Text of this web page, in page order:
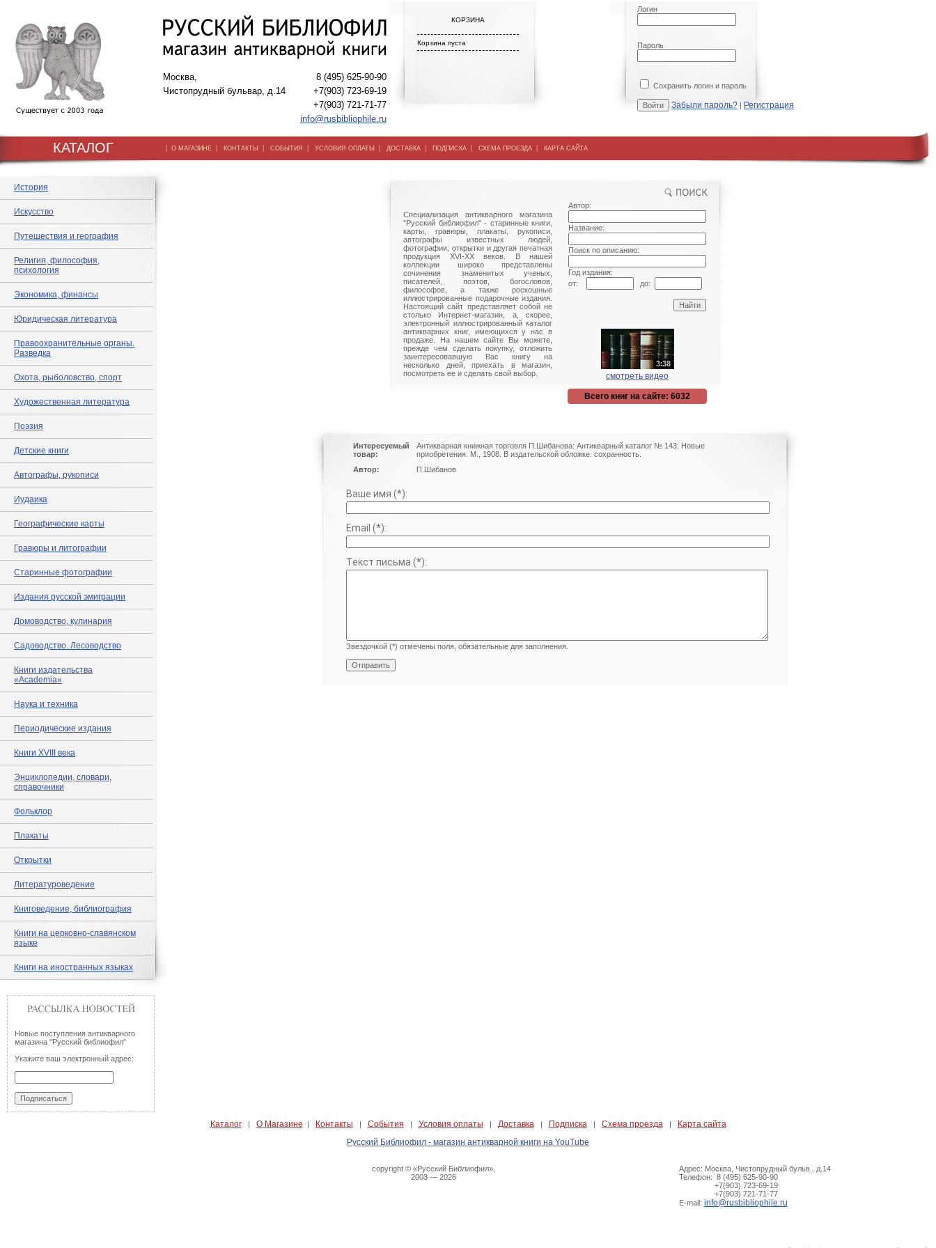
Москва,
Чистопрудный бульвар, д.14
8 (495) 625-90-90
+7(903) 723-69-19
+7(903) 721-71-77
info@rusbibliophile.ru
КОРЗИНА
Корзина пуста
Логин
Пароль
Сохранить логин и пароль
Забыли пароль? | Регистрация
КАТАЛОГ | О МАГАЗИНЕ | КОНТАКТЫ | СОБЫТИЯ | УСЛОВИЯ ОПЛАТЫ | ДОСТАВКА | ПОДПИСКА | СХЕМА ПРОЕЗДА | КАРТА САЙТА
История
Искусство
Путешествия и география
Религия, философия,
психология
Экономика, финансы
Юридическая литература
Правоохранительные органы.
Разведка
Охота, рыболовство, спорт
Художественная литература
Поэзия
Детские книги
Автографы, рукописи
Иудаика
Географические карты
Гравюры и литографии
Старинные фотографии
Издания русской эмиграции
Домоводство, кулинария
Садоводство. Лесоводство
Книги издательства
«Academia»
Наука и техника
Периодические издания
Книги XVIII века
Энциклопедии, словари,
справочники
Фольклор
Плакаты
Открытки
Литературоведение
Книговедение, библиография
Книги на церковно-славянском
языке
Книги на иностранных языках
Новые поступления антикварного
магазина "Русский библиофил"
Укажите ваш электронный адрес:
Специализация антикварного магазина
"Русский библиофил" - старинные книги,
карты, гравюры, плакаты, рукописи,
автографы известных людей,
фотографии, открытки и другая печатная
продукция XVI-XX веков. В нашей
коллекции широко представлены
сочинения знаменитых ученых,
писателей, поэтов, богословов,
философов, а также роскошные
иллюстрированные подарочные издания.
Настоящий сайт представляет собой не
столько Интернет-магазин, а, скорее,
электронный иллюстрированный каталог
антикварных книг, имеющихся у нас в
продаже. На нашем сайте Вы можете,
прежде чем сделать покупку, отложить
заинтересовавшую Вас книгу на
несколько дней, приехать в магазин,
посмотреть ее и сделать свой выбор.
Автор:
Название:
Поиск по описанию:
Год издания:
от:
до:
смотреть видео
Всего книг на сайте: 6032
Интересуемый
товар:
Антикварная книжная торговля П.Шибанова: Антикварный каталог № 143: Новые
приобретения. М., 1908. В издательской обложке. сохранность.
Автор:
П.Шибанов
Ваше имя (*):
Email (*):
Текст письма (*):
Звездочкой (*) отмечены поля, обязательные для заполнения.
Каталог| О Магазине | Контакты | События | Условия оплаты | Доставка | Подписка | Схема проезда |
Карта сайта
Русский Библиофил - магазин антикварной книги на YouTube
copyright © «Русский Библиофил»,
2003 — 2026
Адрес: Москва, Чистопрудный бульв., д.14
Телефон: 8 (495) 625-90-90
+7(903) 723-69-19
+7(903) 721-71-77
E-mail: info@rusbibliophile.ru